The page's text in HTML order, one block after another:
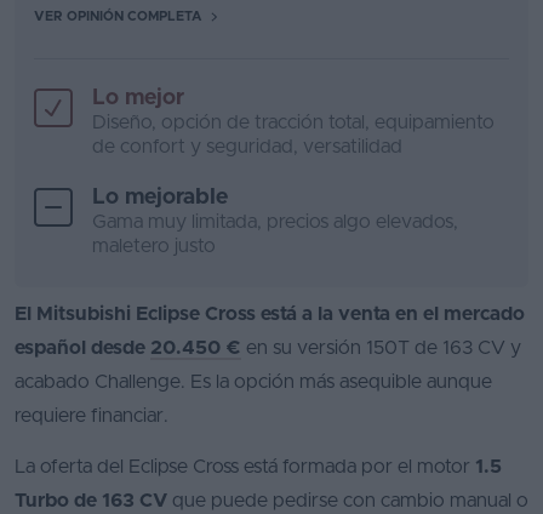
VER OPINIÓN COMPLETA
Lo mejor
Diseño, opción de tracción total, equipamiento
de confort y seguridad, versatilidad
Lo mejorable
Gama muy limitada, precios algo elevados,
maletero justo
El Mitsubishi Eclipse Cross está a la venta en el mercado
español desde 20.450 € en su versión 150T de 163 CV y
acabado Challenge. Es la opción más asequible aunque
requiere financiar.
La oferta del Eclipse Cross está formada por el motor 1.5
Turbo de 163 CV que puede pedirse con cambio manual o